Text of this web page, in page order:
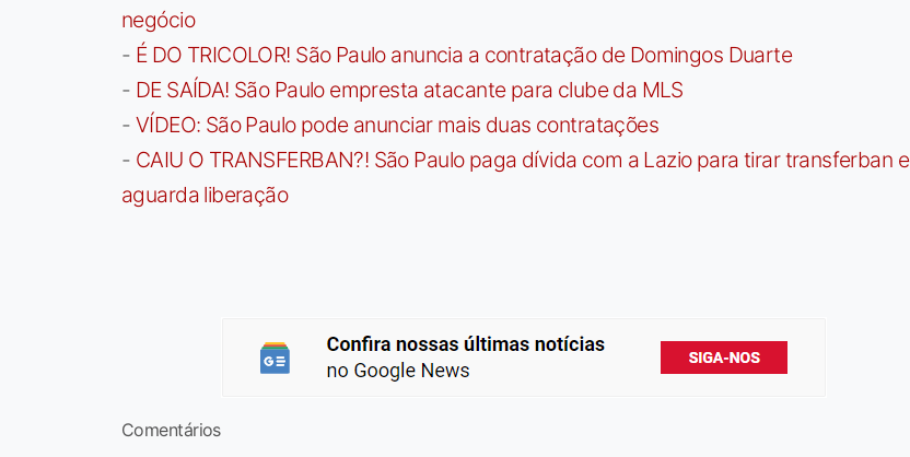
negócio
- É DO TRICOLOR! São Paulo anuncia a contratação de Domingos Duarte
- DE SAÍDA! São Paulo empresta atacante para clube da MLS
- VÍDEO: São Paulo pode anunciar mais duas contratações
- CAIU O TRANSFERBAN?! São Paulo paga dívida com a Lazio para tirar transferban e
aguarda liberação
Comentários